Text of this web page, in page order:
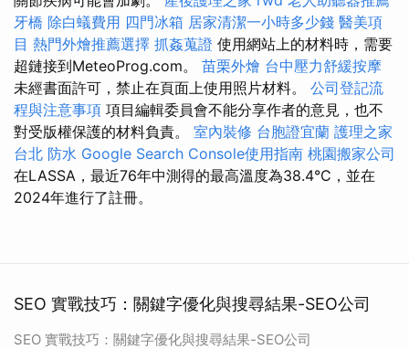
牙橋 除白蟻費用 四門冰箱 居家清潔一小時多少錢 醫美項
目 熱門外燴推薦選擇 抓姦蒐證 使用網站上的材料時，需要
超鏈接到MeteoProg.com。 苗栗外燴 台中壓力舒緩按摩
未經書面許可，禁止在頁面上使用照片材料。 公司登記流
程與注意事項 項目編輯委員會不能分享作者的意見，也不
對受版權保護的材料負責。 室內裝修 台胞證宜蘭 護理之家
台北 防水 Google Search Console使用指南 桃園搬家公司
在LASSA，最近76年中測得的最高溫度為38.4°C，並在
2024年進行了註冊。
SEO 實戰技巧：關鍵字優化與搜尋結果-SEO公司
SEO 實戰技巧：關鍵字優化與搜尋結果-SEO公司